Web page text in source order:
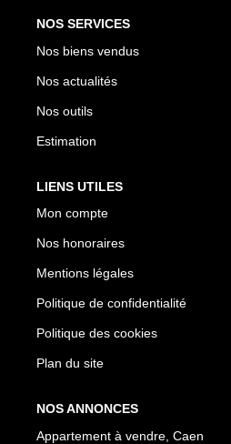
NOS SERVICES
Nos biens vendus
Nos actualités
Nos outils
Estimation
LIENS UTILES
Mon compte
Nos honoraires
Mentions légales
Politique de confidentialité
Politique des cookies
Plan du site
NOS ANNONCES
Appartement à vendre, Caen